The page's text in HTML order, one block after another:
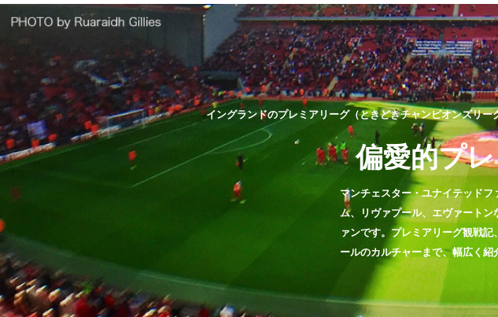
イングランドのプレミアリーグ（ときどきチャンピオンズリ
偏愛的プ
マンチェスター・ユナイテッド
ム、リヴァプール、エヴァート
ァンです。プレミアリーグ観戦
ールのカルチャーまで、幅広く紹